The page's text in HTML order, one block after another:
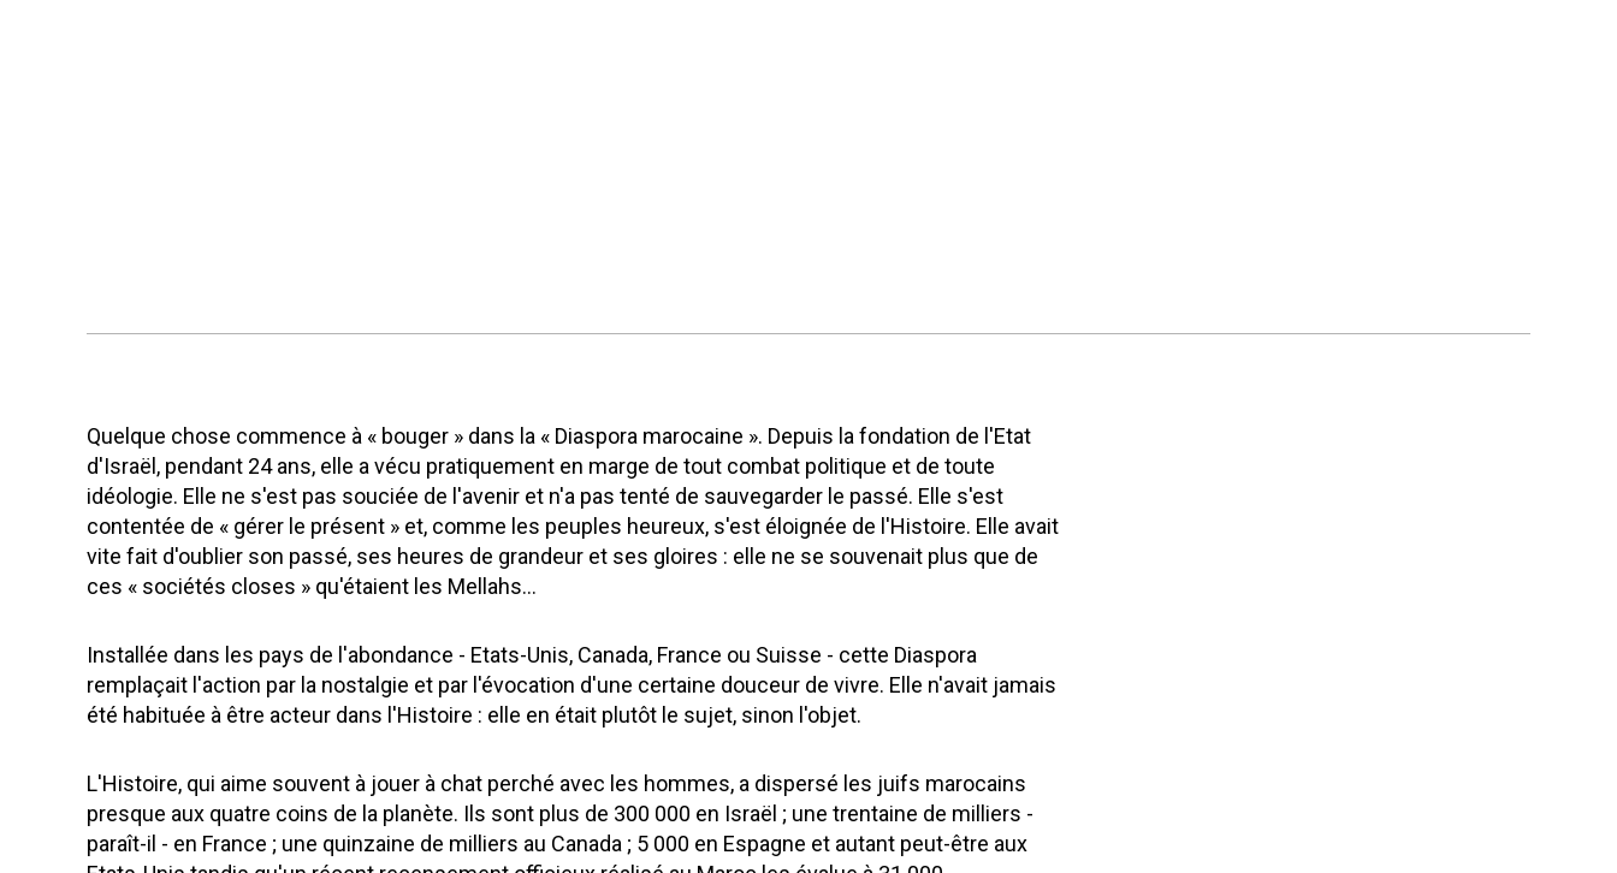
Quelque chose commence à « bouger » dans la « Diaspora marocaine ». Depuis la fondation de l'Etat
d'Israël, pendant 24 ans, elle a vécu pratiquement en marge de tout combat politique et de toute
idéologie. Elle ne s'est pas souciée de l'avenir et n'a pas tenté de sauvegarder le passé. Elle s'est
contentée de « gérer le présent » et, comme les peuples heureux, s'est éloignée de l'Histoire. Elle avait
vite fait d'oublier son passé, ses heures de grandeur et ses gloires : elle ne se souvenait plus que de
ces « sociétés closes » qu'étaient les Mellahs...
Installée dans les pays de l'abondance - Etats-Unis, Canada, France ou Suisse - cette Diaspora
remplaçait l'action par la nostalgie et par l'évocation d'une certaine douceur de vivre. Elle n'avait jamais
été habituée à être acteur dans l'Histoire : elle en était plutôt le sujet, sinon l'objet.
L'Histoire, qui aime souvent à jouer à chat perché avec les hommes, a dispersé les juifs marocains
presque aux quatre coins de la planète. Ils sont plus de 300 000 en Israël ; une trentaine de milliers -
paraît-il - en France ; une quinzaine de milliers au Canada ; 5 000 en Espagne et autant peut-être aux